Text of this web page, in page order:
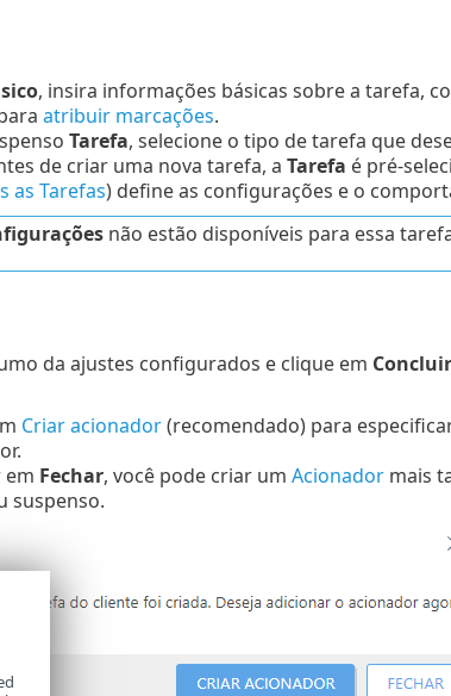
, insira informações básicas sobre a tarefa,
atribuir marcações.
Tarefa, selecione o tipo de tarefa que
de criar uma nova tarefa, a Tarefa é pré-
as Tarefas) define as configurações e o
não estão disponíveis para essa
da ajustes configurados e clique em Concluir
Criar acionador(recomendado) para
em Fechar, você pode criar um Acionadormais
suspenso.